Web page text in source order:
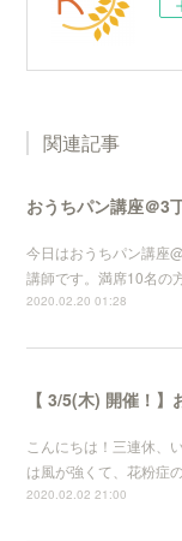
関連記事
今日はおうちパン講座
講師です。満席10名の
2020.02.20 01:28
こんにちは！三連休、
は風が強くて、花粉症
2020.02.02 21:00